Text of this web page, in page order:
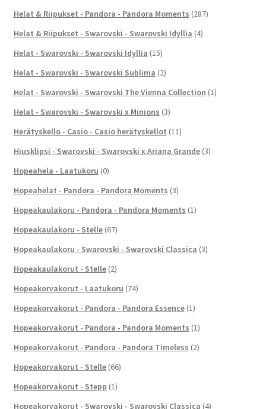
Helat & Riipukset - Pandora - Pandora Moments (287)
Helat & Riipukset - Swarovski - Swarovski Idyllia (4)
Helat - Swarovski - Swarovski Idyllia (15)
Helat - Swarovski - Swarovski Sublima (2)
Helat - Swarovski - Swarovski The Vienna Collection (1)
Helat - Swarovski - Swarovski x Minions (3)
Herätyskello - Casio - Casio herätyskellot (11)
Hiusklipsi - Swarovski - Swarovski x Ariana Grande (3)
Hopeahela - Laatukoru (0)
Hopeahelat - Pandora - Pandora Moments (3)
Hopeakaulakoru - Pandora - Pandora Moments (1)
Hopeakaulakoru - Stelle (67)
Hopeakaulakoru - Swarovski - Swarovski Classica (3)
Hopeakaulakorut - Stelle (2)
Hopeakorvakorut - Laatukoru (74)
Hopeakorvakorut - Pandora - Pandora Essence (1)
Hopeakorvakorut - Pandora - Pandora Moments (1)
Hopeakorvakorut - Pandora - Pandora Timeless (2)
Hopeakorvakorut - Stelle (66)
Hopeakorvakorut - Stepp (1)
Hopeakorvakorut - Swarovski - Swarovski Classica (4)